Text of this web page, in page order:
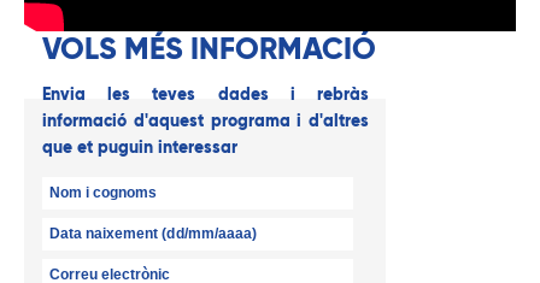
VOLS MÉS INFORMACIÓ
Envia les teves dades i rebràs
informació d'aquest programa i d'altres
que et puguin interessar